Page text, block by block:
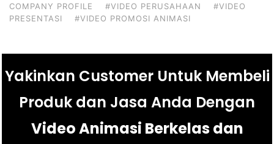
COMPANY PROFILE
#VIDEO PERUSAHAAN
#VIDEO
PRESENTASI
#VIDEO PROMOSI ANIMASI
Yakinkan Customer Untuk Membeli
Produk dan Jasa Anda Dengan
Video Animasi Berkelas dan